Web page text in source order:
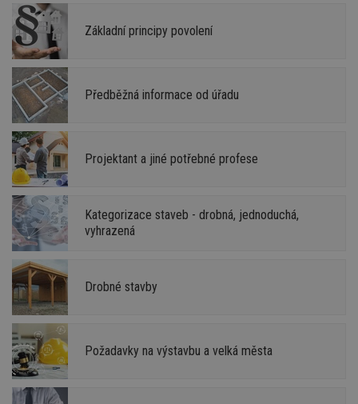
Základní principy povolení
Předběžná informace od úřadu
Projektant a jiné potřebné profese
Kategorizace staveb - drobná, jednoduchá,
vyhrazená
Drobné stavby
Požadavky na výstavbu a velká města